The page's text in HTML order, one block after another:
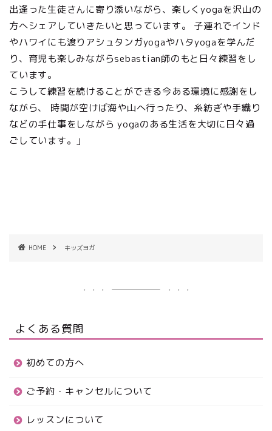
出逢った生徒さんに寄り添いながら、楽しくyogaを沢山の
方へシェアしていきたいと思っています。 子連れでインド
やハワイにも渡りアシュタンガyogaやハタyogaを学んだ
り、育児も楽しみながらsebastian師のもと日々練習をし
ています。
こうして練習を続けることができる今ある環境に感謝をし
ながら、 時間が空けば海や山へ行ったり、糸紡ぎや手織り
などの手仕事をしながら yogaのある生活を大切に日々過
ごしています。」
HOME キッズヨガ
よくある質問
初めての方へ
ご予約・キャンセルについて
レッスンについて